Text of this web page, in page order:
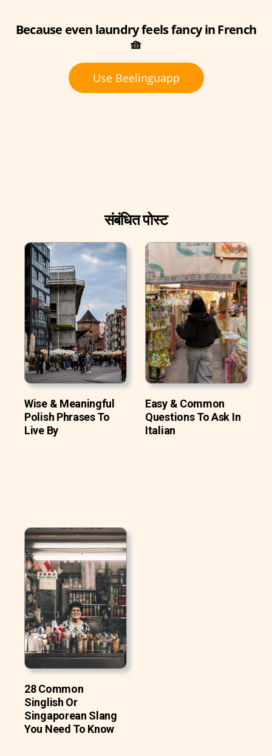
Because even laundry feels fancy in French
🧺
Use Beelinguapp
संबंधित पोस्ट
Wise & Meaningful
Polish Phrases To
Live By
Easy & Common
Questions To Ask In
Italian
28 Common
Singlish Or
Singaporean Slang
You Need To Know